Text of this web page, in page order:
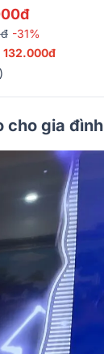
-31%
132.000đ
cho gia đình